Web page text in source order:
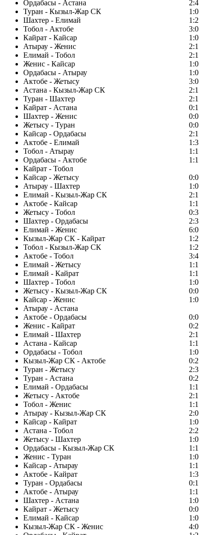
Ордабасы - Астана
2:4
Туран - Кызыл-Жар СК
1:0
Шахтер - Елимай
1:2
Тобол - Актобе
3:0
Кайрат - Кайсар
1:0
Атырау - Женис
2:1
Елимай - Тобол
2:1
Женис - Кайсар
1:0
Ордабасы - Атырау
1:0
Актобе - Жетысу
3:0
Астана - Кызыл-Жар СК
2:1
Туран - Шахтер
2:1
Кайрат - Астана
0:1
Шахтер - Женис
0:0
Жетысу - Туран
0:0
Кайсар - Ордабасы
2:1
Актобе - Елимай
1:3
Тобол - Атырау
1:1
Ордабасы - Актобе
1:1
Кайрат - Тобол
Кайсар - Жетысу
0:0
Атырау - Шахтер
1:0
Елимай - Кызыл-Жар СК
2:1
Актобе - Кайсар
1:1
Жетысу - Тобол
0:3
Шахтер - Ордабасы
2:3
Елимай - Женис
6:0
Кызыл-Жар СК - Кайрат
1:2
Тобол - Кызыл-Жар СК
1:2
Актобе - Тобол
3:4
Елимай - Жетысу
1:1
Елимай - Кайрат
1:1
Шахтер - Тобол
1:0
Жетысу - Кызыл-Жар СК
0:0
Кайсар - Женис
1:0
Атырау - Астана
Актобе - Ордабасы
0:0
Женис - Кайрат
0:2
Елимай - Шахтер
2:1
Астана - Кайсар
1:1
Ордабасы - Тобол
1:0
Кызыл-Жар СК - Актобе
0:2
Туран - Жетысу
2:3
Туран - Астана
0:2
Елимай - Ордабасы
1:1
Жетысу - Актобе
2:1
Тобол - Женис
1:1
Атырау - Кызыл-Жар СК
2:0
Кайсар - Кайрат
1:0
Астана - Тобол
2:2
Жетысу - Шахтер
1:0
Ордабасы - Кызыл-Жар СК
1:1
Женис - Туран
1:0
Кайсар - Атырау
1:1
Актобе - Кайрат
1:3
Туран - Ордабасы
0:1
Актобе - Атырау
1:1
Шахтер - Астана
1:0
Кайрат - Жетысу
0:0
Елимай - Кайсар
1:0
Кызыл-Жар СК - Женис
4:0